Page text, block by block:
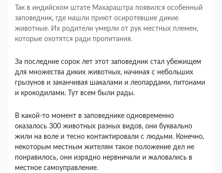
Так в индийском штате Махараштра появился особенный
заповедник, где нашли приют осиротевшие дикие
животные. Их родители умерли от рук местных племен,
которые охотятся ради пропитания.
За последние сорок лет этот заповедник стал убежищем
для множества диких животных, начиная с небольших
грызунов и заканчивая шакалами и леопардами, питонами
и крокодилами. Тут всем были рады.
В какой-то момент в заповеднике одновременно
оказалось 300 животных разных видов, они буквально
жили на воле и тесно контактировали с людьми. Конечно,
некоторым местным жителям такое положение дел не
понравилось, они изрядно нервничали и жаловались в
местное самоуправление.